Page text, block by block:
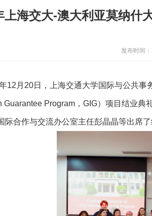
上海交大-澳大利亚莫纳什
发布时间
12月20日，上海交通大学国际与公共事
Guarantee Program，GIG）项目结业
际合作与交流办公室主任彭晶晶等出席